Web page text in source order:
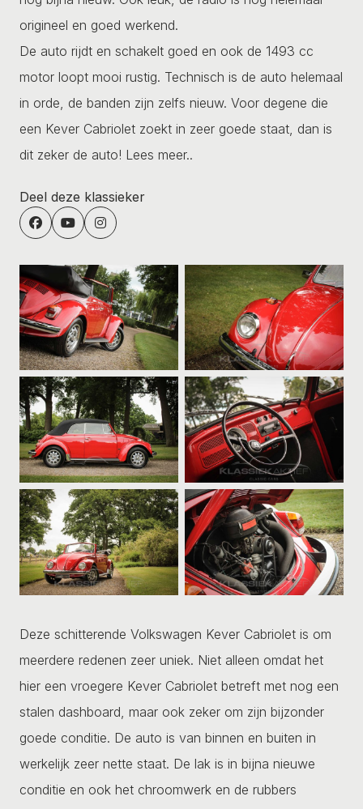
origineel en goed werkend.
De auto rijdt en schakelt goed en ook de 1493 cc
motor loopt mooi rustig. Technisch is de auto helemaal
in orde, de banden zijn zelfs nieuw. Voor degene die
een Kever Cabriolet zoekt in zeer goede staat, dan is
dit zeker de auto! Lees meer..
Deel deze klassieker
Deze schitterende Volkswagen Kever Cabriolet is om
meerdere redenen zeer uniek. Niet alleen omdat het
hier een vroegere Kever Cabriolet betreft met nog een
stalen dashboard, maar ook zeker om zijn bijzonder
goede conditie. De auto is van binnen en buiten in
werkelijk zeer nette staat. De lak is in bijna nieuwe
conditie en ook het chroomwerk en de rubbers